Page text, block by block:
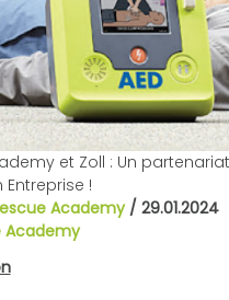
et Zoll : Un
!
Academy / 29.01.2024
Academy